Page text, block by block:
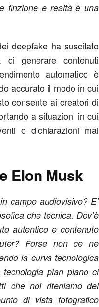
finzione e realtà è una
deepfake ha suscitato
di generare contenuti
automatico è
accurato il modo in cui
consente ai creatori di
a situazioni in cui
o dichiarazioni mai
Elon Musk
campo audiovisivo? E’
che tecnica. Dov’è
autentico e contenuto
Forse non ce ne
la curva tecnologica
pian piano ci
che noi riteniamo del
di vista fotografico